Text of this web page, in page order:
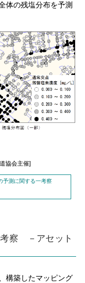
体の残塩分布を予測
協会主催]
予測に関する一考察
察 －アセット
構築したマッピング